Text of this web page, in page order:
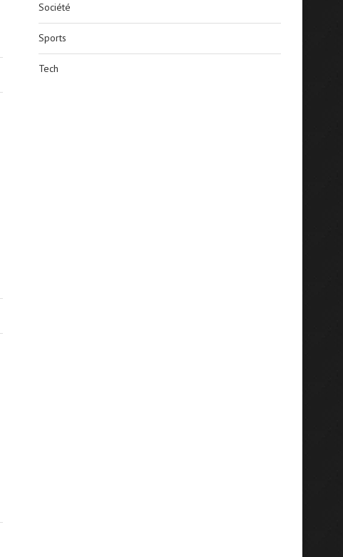
Société
Sports
Tech